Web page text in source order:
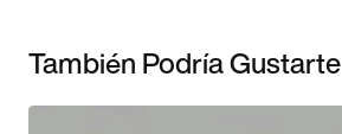
También Podría Gustarte